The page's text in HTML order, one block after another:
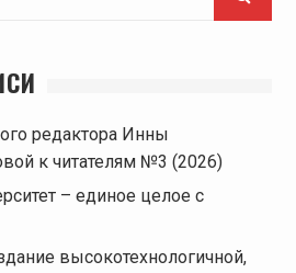
редактора Инны
к читателям №3 (2026)
– единое целое с
высокотехнологичной,